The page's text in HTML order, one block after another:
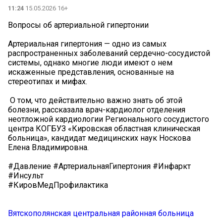
11:24 15.05.2026 16+
Вопросы об артериальной гипертонии
Артериальная гипертония — одно из самых
распространенных заболеваний сердечно-сосудистой
системы, однако многие люди имеют о нем
искаженные представления, основанные на
стереотипах и мифах.
‍ О том, что действительно важно знать об этой
болезни, рассказала врач-кардиолог отделения
неотложной кардиологии Регионального сосудистого
центра КОГБУЗ «Кировская областная клиническая
больница», кандидат медицинских наук Носкова
Елена Владимировна.
#Давление #АртериальнаяГипертония #Инфаркт
#Инсульт
#КировМедПрофилактика
Вятскополянская центральная районная больница